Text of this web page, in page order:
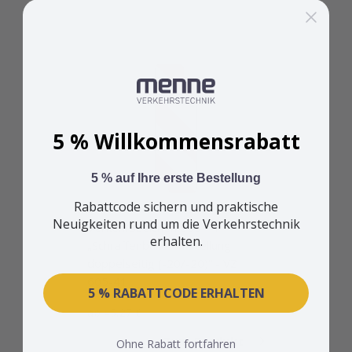
Verkehrszeichen 605-41
„Schraffenbake Aufstellung
Sonderpreis
ab 45,27 €
Zum Produkt
5 % Willkommensrabatt
5 % auf Ihre erste Bestellung
Rabattcode sichern und praktische
Neuigkeiten rund um die Verkehrstechnik
erhalten.
5 % RABATTCODE ERHALTEN
Ohne Rabatt fortfahren